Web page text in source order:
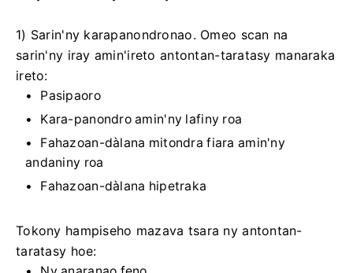
1) Sarin'ny karapanondronao. Omeo scan na
sarin'ny iray amin'ireto antontan-taratasy manaraka
ireto:
Pasipaoro
Kara-panondro amin'ny lafiny roa
Fahazoan-dàlana mitondra fiara amin'ny
andaniny roa
Fahazoan-dàlana hipetraka
Tokony hampiseho mazava tsara ny antontan-
taratasy hoe: